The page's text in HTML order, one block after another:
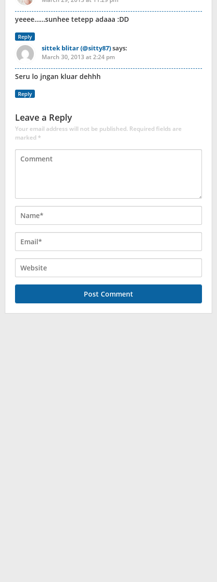
yeeee……sunhee tetepp adaaa :DD
Reply
sittek blitar (@sitty87)says:
March 30, 2013 at 2:24 pm
Seru lo jngan kluar dehhh
Reply
Leave a Reply
Your email address will not be published. Required fields are
marked*